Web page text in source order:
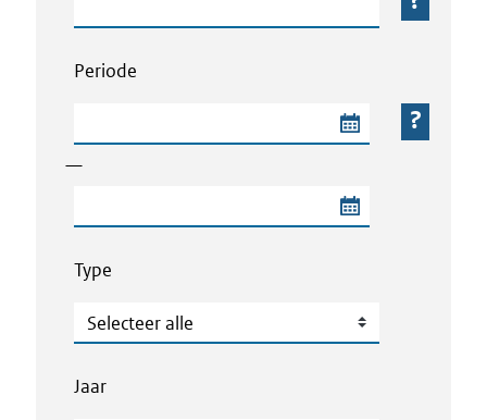
Periode
—
Type
Type
Jaar